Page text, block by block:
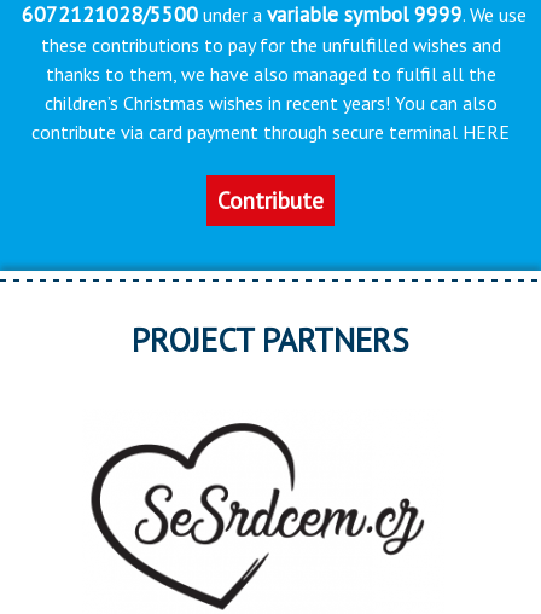
6072121028/5500under a variable symbol 9999. We use
these contributions to pay for the unfulfilled wishes and
thanks to them, we have also managed to fulfil all the
children’s Christmas wishes in recent years! You can also
contribute via card payment through secure terminal HERE
Contribute
PROJECT PARTNERS